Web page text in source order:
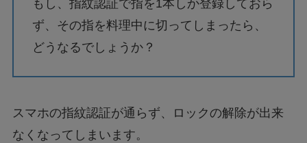
もし、指紋認証で指を1本しか登録しておら
ず、その指を料理中に切ってしまったら、
どうなるでしょうか？
スマホの指紋認証が通らず、ロックの解除が出来
なくなってしまいます。